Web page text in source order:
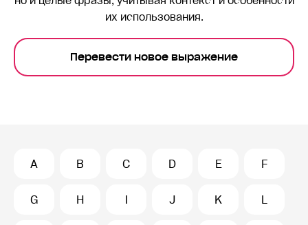
их использования.
Перевести новое выражение
A B C D E F
G H I J K L